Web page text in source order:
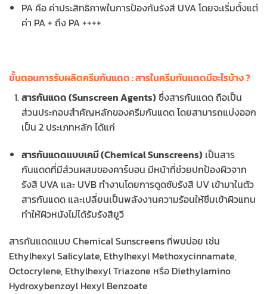
PA คือ ค่าประสิทธิภาพในการป้องกันรังสี UVA โดยจะเริ่มตั้งแต่
ค่า PA + ถึง PA ++++
ขั้นตอนการรับผลิตครีมกันแดด : สารในครีมกันแดดมีอะไรบ้าง ?
สารกันแดด (Sunscreen Agents)ซึ่งสารกันแดด ถือเป็น
ส่วนประกอบสำคัญหลักของครีมกันแดด โดยสามารถแบ่งออก
เป็น 2 ประเภทหลัก ได้แก่
สารกันแดดแบบเคมี (Chemical Sunscreens)เป็นสาร
กันแดดที่มีส่วนผสมของคาร์บอน มีหน้าที่ช่วยปกป้องผิวจาก
รังสี UVA และ UVB ทำงานโดยการดูดซับรังสี UV เข้ามาในตัว
สารกันแดด และเปลี่ยนเป็นพลังงานความร้อนให้ซึมเข้าผิวแทน
ทำให้ผิวหนังไม่ได้รับรังสียูวี
สารกันแดดแบบ Chemical Sunscreens ที่พบบ่อย เช่น
Ethylhexyl Salicylate, Ethylhexyl Methoxycinnamate,
Octocrylene, Ethylhexyl Triazone หรือ Diethylamino
Hydroxybenzoyl Hexyl Benzoate